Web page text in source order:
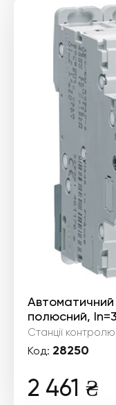
полюсний,
Станції
Код: 28250
2 461 ₴